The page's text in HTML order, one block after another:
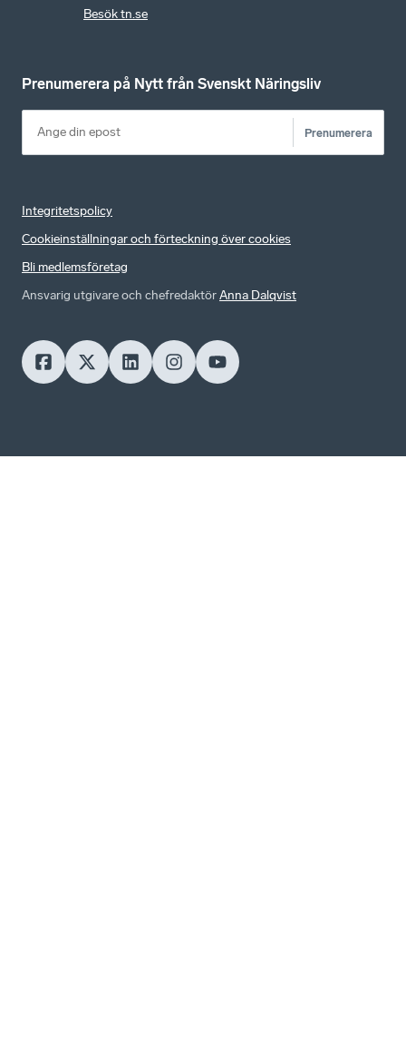
Besök tn.se
Prenumerera på Nytt från Svenskt Näringsliv
Prenumerera
Integritetspolicy
Cookieinställningar och förteckning över cookies
Bli medlemsföretag
Ansvarig utgivare och chefredaktörAnna Dalqvist